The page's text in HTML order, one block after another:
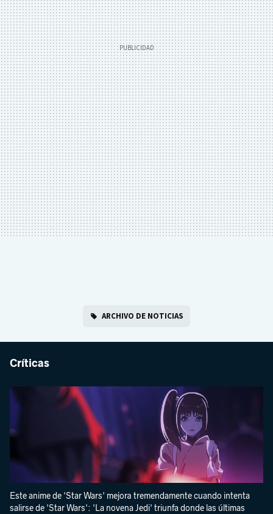
ARCHIVO DE NOTICIAS
Críticas
Este anime de 'Star Wars' mejora tremendamente cuando intenta
salirse de 'Star Wars': 'La novena Jedi' triunfa donde las últimas